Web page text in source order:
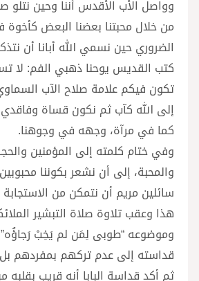
وواصل الأب الأقدس أننا وحين نتلو
من خلال محبتنا بعضنا البعض كأخوة
الضروري حين نسمي الله أبانا أن
كتب القديس يوحنا ذهبي الفم: لا
تكون فيكم علامة صلاح الآب
إلى الله كآب ثم نكون قساة وفاقدي
كما في مرآة، وجهه في وجوهنا.
وفي ختام كلمته إلى المؤمنين
والمحبة، إلى أن نشعر بكوننا
سائلين مريم أن نتمكن من
وموضوعه “طوبى لِمَن لم يَخِبْ
قداسته إلى عدم تركهم بمفردهم
ثم أكد قداسة البابا أنه قريب